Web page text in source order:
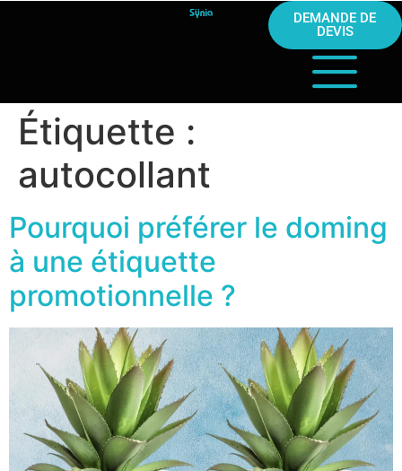
DEMANDE DE
DEVIS
Étiquette :
autocollant
Pourquoi préférer le doming
à une étiquette
promotionnelle ?